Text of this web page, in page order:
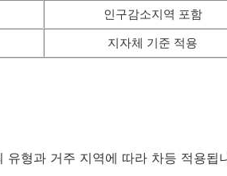
인구감소지역 포함
지자체 기준 적용
유형과 거주 지역에 따라 차등 적용됩